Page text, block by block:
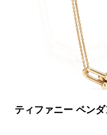
ティファニー ペン